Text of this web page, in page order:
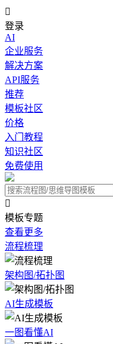

登录
AI
企业服务
解决方案
API服务
推荐
模板社区
价格
入门教程
知识社区
免费使用

模板专题
查看更多
流程梳理
架构图/拓扑图
AI生成模板
一图看懂AI